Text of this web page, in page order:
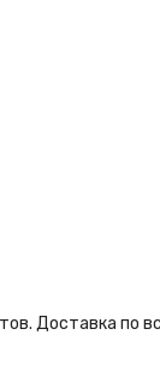
Доставка по